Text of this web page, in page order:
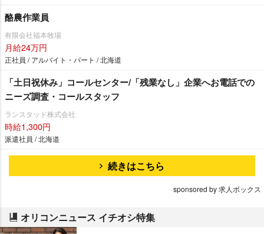
酪農作業員
有限会社福本牧場
月給24万円
正社員 / アルバイト・パート / 北海道
「土日祝休み」コールセンター/「残業なし」企業へお電話での
ニーズ調査・コールスタッフ
ランスタッド株式会社
時給1,300円
派遣社員 / 北海道
続きはこちら
sponsored by 求人ボックス
オリコンニュース イチオシ特集